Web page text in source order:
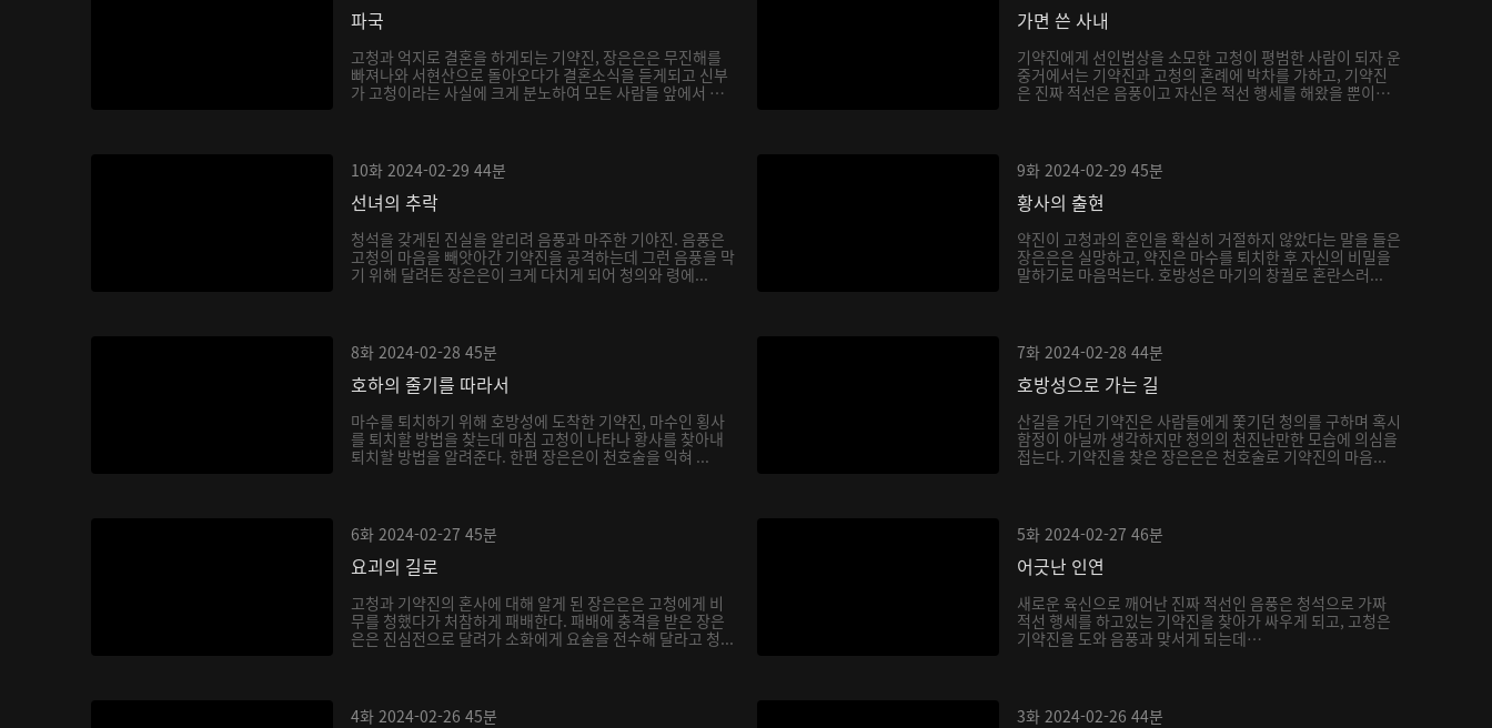
파국
고청과 억지로 결혼을 하게되는 기약진, 장은은은 무진해를
빠져나와 서현산으로 돌아오다가 결혼소식을 듣게되고 신부
가 고청이라는 사실에 크게 분노하여 모든 사람들 앞에서 천
가면 쓴 사내
기약진에게 선인법상을 소모한 고청이 평범한 사람이 되자 운
중거에서는 기약진과 고청의 혼례에 박차를 가하고, 기약진
은 진짜 적선은 음풍이고 자신은 적선 행세를 해왔을 뿐이
10화 2024-02-29 44분
선녀의 추락
청석을 갖게된 진실을 알리려 음풍과 마주한 기야진. 음풍은
고청의 마음을 빼앗아간 기약진을 공격하는데 그런 음풍을 막
기 위해 달려든 장은은이 크게 다치게 되어 청의와 령에...
9화 2024-02-29 45분
황사의 출현
약진이 고청과의 혼인을 확실히 거절하지 않았다는 말을 들은
장은은은 실망하고, 약진은 마수를 퇴치한 후 자신의 비밀을
말하기로 마음먹는다. 호방성은 마기의 창궐로 혼란스러...
8화 2024-02-28 45분
호하의 줄기를 따라서
마수를 퇴치하기 위해 호방성에 도착한 기약진, 마수인 횡사
를 퇴치할 방법을 찾는데 마침 고청이 나타나 황사를 찾아내
퇴치할 방법을 알려준다. 한편 장은은이 천호술을 익혀 ...
7화 2024-02-28 44분
호방성으로 가는 길
산길을 가던 기약진은 사람들에게 쫓기던 청의를 구하며 혹시
함정이 아닐까 생각하지만 청의의 천진난만한 모습에 의심을
접는다. 기약진을 찾은 장은은은 천호술로 기약진의 마음...
6화 2024-02-27 45분
요괴의 길로
고청과 기약진의 혼사에 대해 알게 된 장은은은 고청에게 비
무를 청했다가 처참하게 패배한다. 패배에 충격을 받은 장은
은은 진심전으로 달려가 소화에게 요술을 전수해 달라고 청...
5화 2024-02-27 46분
어긋난 인연
새로운 육신으로 깨어난 진짜 적선인 음풍은 청석으로 가짜
적선 행세를 하고있는 기약진을 찾아가 싸우게 되고, 고청은
기약진을 도와 음풍과 맞서게 되는데…
4화 2024-02-26 45분 3화 2024-02-26 44분